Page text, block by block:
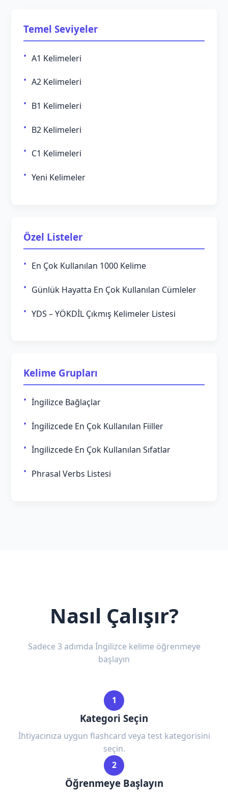
Temel Seviyeler
A1 Kelimeleri
A2 Kelimeleri
B1 Kelimeleri
B2 Kelimeleri
C1 Kelimeleri
Yeni Kelimeler
Özel Listeler
En Çok Kullanılan 1000 Kelime
Günlük Hayatta En Çok Kullanılan Cümleler
YDS – YÖKDİL Çıkmış Kelimeler Listesi
Kelime Grupları
İngilizce Bağlaçlar
İngilizcede En Çok Kullanılan Fiiller
İngilizcede En Çok Kullanılan Sıfatlar
Phrasal Verbs Listesi
Nasıl Çalışır?
Sadece 3 adımda İngilizce kelime öğrenmeye
başlayın
1
Kategori Seçin
İhtiyacınıza uygun flashcard veya test kategorisini
seçin.
2
Öğrenmeye Başlayın